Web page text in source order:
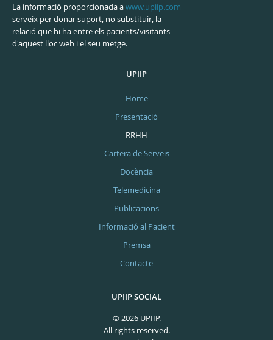
La informació proporcionada awww.upiip.com
serveix per donar suport, no substituir, la
relació que hi ha entre els pacients/visitants
d'aquest lloc web i el seu metge.
UPIIP
Home
Presentació
RRHH
Cartera de Serveis
Docència
Telemedicina
Publicacions
Informació al Pacient
Premsa
Contacte
UPIIP SOCIAL
© 2026 UPIIP.
All rights reserved.